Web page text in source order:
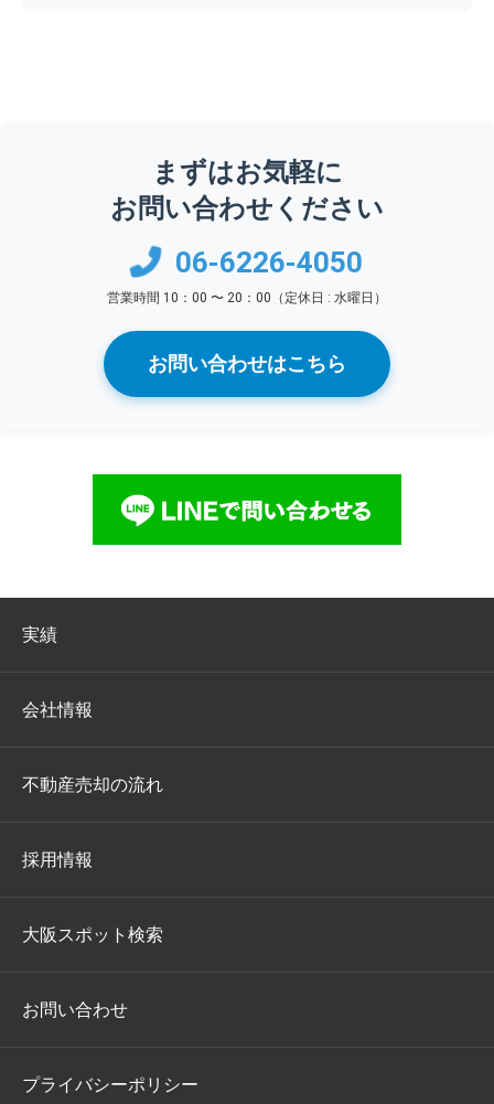
まずはお気軽に
お問い合わせください
06-6226-4050
営業時間 10：00 〜 20：00（定休日 : 水曜日）
お問い合わせはこちら
実績
会社情報
不動産売却の流れ
採用情報
大阪スポット検索
お問い合わせ
プライバシーポリシー